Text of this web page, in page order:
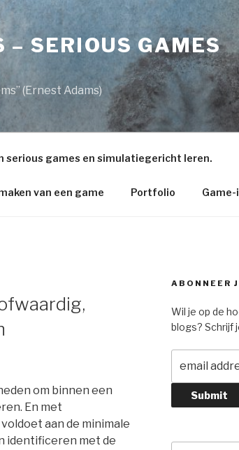
– SERIOUS GAMES
(Ernest Adams)
serious games en simulatiegericht leren.
van een game Portfolio
om binnen een
En met
aan de minimale
identificeren met de
ABONNEER
Wil je op de
blogs? Schrijf